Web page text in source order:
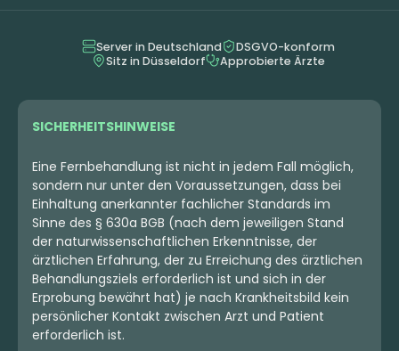
CBD:1%
5.59 €
THC:30%
9.82 €
Server in Deutschland
DSGVO-konform
Sitz in Düsseldorf
Approbierte Ärzte
SICHERHEITSHINWEISE
Eine Fernbehandlung ist nicht in jedem Fall möglich,
sondern nur unter den Voraussetzungen, dass bei
Einhaltung anerkannter fachlicher Standards im
Sinne des § 630a BGB (nach dem jeweiligen Stand
der naturwissenschaftlichen Erkenntnisse, der
ärztlichen Erfahrung, der zu Erreichung des ärztlichen
Behandlungsziels erforderlich ist und sich in der
Erprobung bewährt hat) je nach Krankheitsbild kein
persönlicher Kontakt zwischen Arzt und Patient
erforderlich ist.